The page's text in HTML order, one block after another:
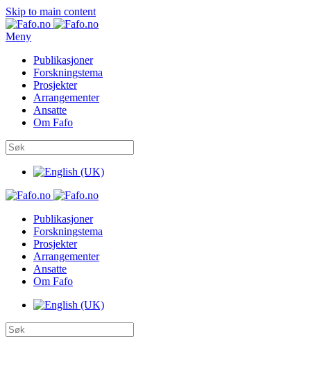
Skip to main content
Meny
Publikasjoner
Forskningstema
Prosjekter
Arrangementer
Ansatte
Om Fafo
Publikasjoner
Forskningstema
Prosjekter
Arrangementer
Ansatte
Om Fafo